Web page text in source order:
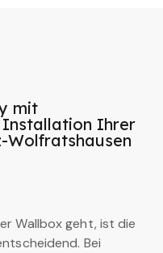
mit
Installation Ihrer
Wolfratshausen
Wallbox geht, ist die
Bei